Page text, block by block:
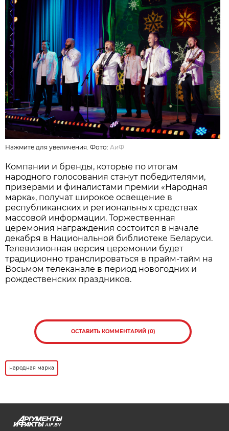
Нажмите для увеличения. Фото:АиФ
Компании и бренды, которые по итогам
народного голосования станут победителями,
призерами и финалистами премии «Народная
марка», получат широкое освещение в
республиканских и региональных средствах
массовой информации. Торжественная
церемония награждения состоится в начале
декабря в Национальной библиотеке Беларуси.
Телевизионная версия церемонии будет
традиционно транслироваться в прайм-тайм на
Восьмом телеканале в период новогодних и
рождественских праздников.
ОСТАВИТЬ КОММЕНТАРИЙ (0)
народная марка
AIF.BY